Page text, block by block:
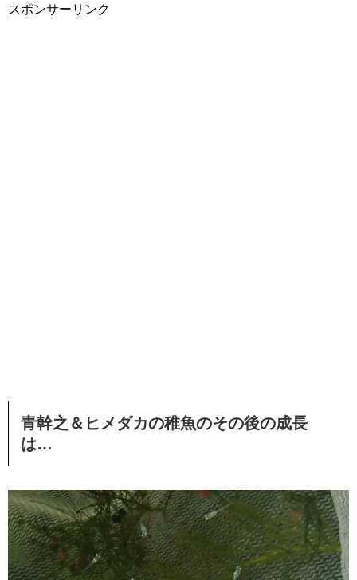
スポンサーリンク
青幹之＆ヒメダカの稚魚のその後の成長
は…